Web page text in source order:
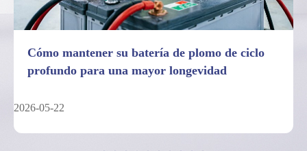
mantener su batería de plomo de ciclo
para una mayor longevidad
05-22